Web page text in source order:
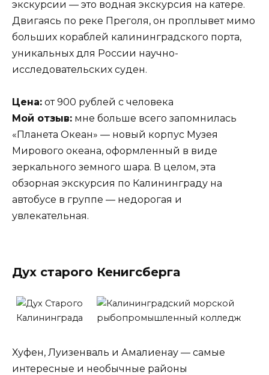
экскурсии — это водная экскурсия на катере.
Двигаясь по реке Преголя, он проплывет мимо
больших кораблей калининградского порта,
уникальных для России научно-
исследовательских суден.
Цена: от 900 рублей с человека
Мой отзыв: мне больше всего запомнилась
«Планета Океан» — новый корпус Музея
Мирового океана, оформленный в виде
зеркального земного шара. В целом, эта
обзорная экскурсия по Калининграду на
автобусе в группе — недорогая и
увлекательная.
Дух старого Кенигсберга
Хуфен, Луизенваль и Амалиенау — самые
интересные и необычные районы